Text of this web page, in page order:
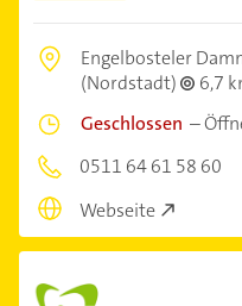
Engelbosteler
(Nordstadt)
6,7
Geschlossen –
0511 64 61 58 60
Webseite